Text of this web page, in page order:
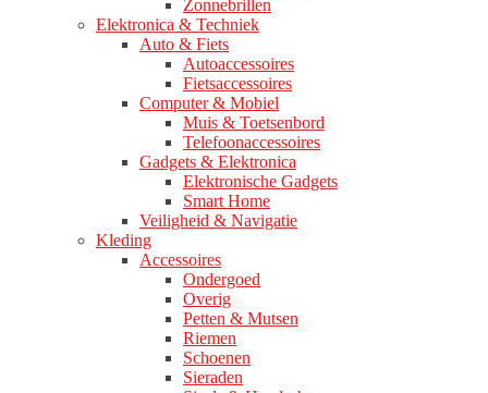
Zonnebrillen
Elektronica & Techniek
Auto & Fiets
Autoaccessoires
Fietsaccessoires
Computer & Mobiel
Muis & Toetsenbord
Telefoonaccessoires
Gadgets & Elektronica
Elektronische Gadgets
Smart Home
Veiligheid & Navigatie
Kleding
Accessoires
Ondergoed
Overig
Petten & Mutsen
Riemen
Schoenen
Sieraden